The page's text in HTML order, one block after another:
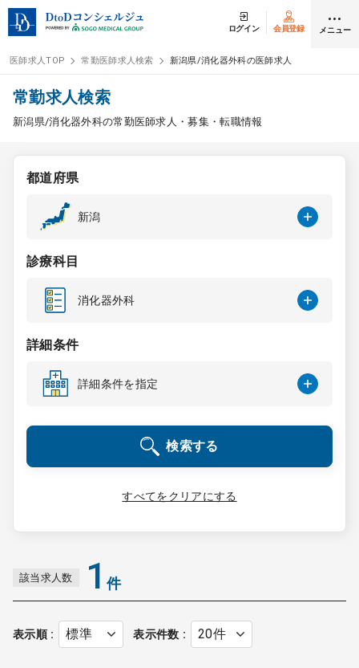
ログイン 会員登録 メニュー
ログイン
医師求人
常勤検索
スポット検索
DtoDの転職・
コンサルタント
成功事例
転職ノウハウ
受付時間 9:00 ～ 18:00（平日）
0120-337-613
クリニック開業
医師求人TOP 常勤医師求人検索 新潟県/消化器外科の医師求人
常勤求人検索
新潟県/消化器外科の常勤医師求人・募集・転職情報
都道府県
新潟
診療科目
消化器外科
詳細条件
詳細条件を指定
検索する
すべてをクリアにする
該当求人数 1 件
表示順 表示件数